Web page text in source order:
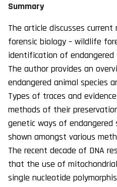
Summary
The article discusses
forensic biology – wildlife
identification of endangered
The author provides an
endangered animal species
Types of traces and
methods of their
genetic ways of
shown amongst various
The recent decade of DNA
that the use of mitochondrial
single nucleotide